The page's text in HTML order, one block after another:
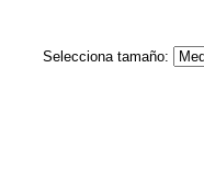
Selecciona tamaño: